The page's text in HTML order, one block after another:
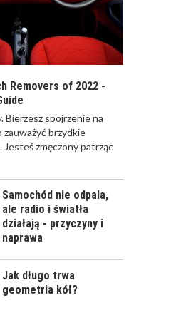
DO
CO
NA CO
UWAGĘ?
DO
JAK
SCENTS
CZEGO SIĘ
Removers of 2022 -
Bierzesz spojrzenie na
brzydkie
Jesteś zmęczony patrząc
Samochód nie odpala,
ale radio i światła
działają - przyczyny i
naprawa
Jak długo trwa
geometria kół?